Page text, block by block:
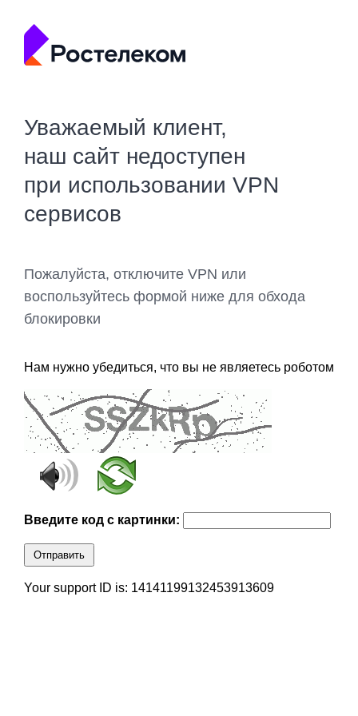
Уважаемый клиент,
наш сайт недоступен
при использовании VPN
сервисов
Пожалуйста, отключите VPN или
воспользуйтесь формой ниже для обхода
блокировки
Нам нужно убедиться, что вы не являетесь роботом
Введите код с картинки:
Отправить
Your support ID is: 14141199132453913609